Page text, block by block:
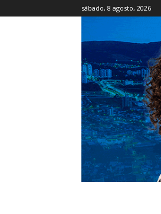
sábado, 8 agosto, 2026